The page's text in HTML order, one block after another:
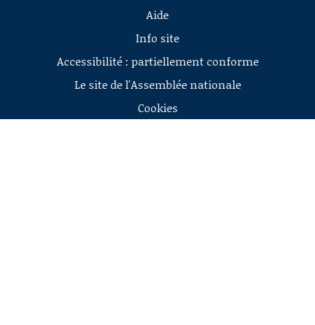
Aide
Info site
Accessibilité : partiellement conforme
Le site de l'Assemblée nationale
Cookies